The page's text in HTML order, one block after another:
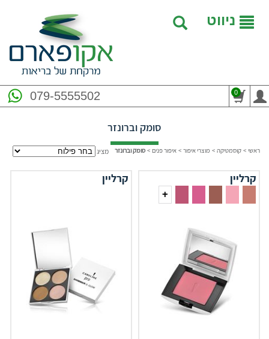
ניווט
079-5555502 0
סומק וברונזר
ראשי > קוסמטיקה > מוצרי איפור > איפור פנים > סומק וברונזר מציג
קרליין
+
קרליין